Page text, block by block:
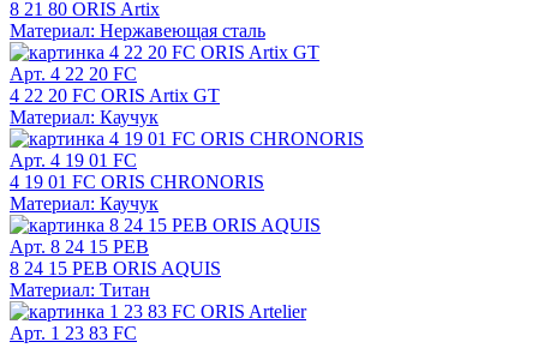
8 21 80 ORIS Artix
Материал: Нержавеющая сталь
Арт. 4 22 20 FC
4 22 20 FC ORIS Artix GT
Материал: Каучук
Арт. 4 19 01 FC
4 19 01 FC ORIS CHRONORIS
Материал: Каучук
Арт. 8 24 15 PEB
8 24 15 PEB ORIS AQUIS
Материал: Титан
Арт. 1 23 83 FC